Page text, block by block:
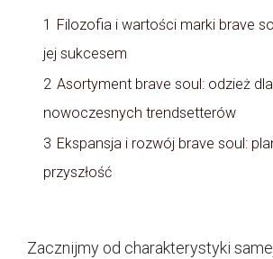
1
Filozofia i wartości marki brave
jej sukcesem
2 Asortyment brave soul: odzież dla
nowoczesnych trendsetterów
3 Ekspansja i rozwój brave soul:
przyszłość
Zacznijmy od charakterystyki